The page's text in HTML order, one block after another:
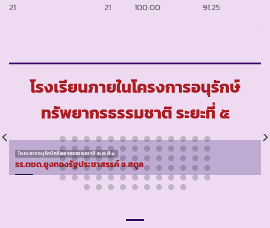
21 21 100.00 91.25
โรงเรียนภายในโครงการอนุรักษ์
ทรัพยากรธรรมชาติ ระยะที่ ๕
โครงการอนุรักษ์ทรัพยากรธรรมชาติ ระยะที่ ๕
รร.ตชด.ยูงทองรัฐประชาสรรค์ จ.สตูล